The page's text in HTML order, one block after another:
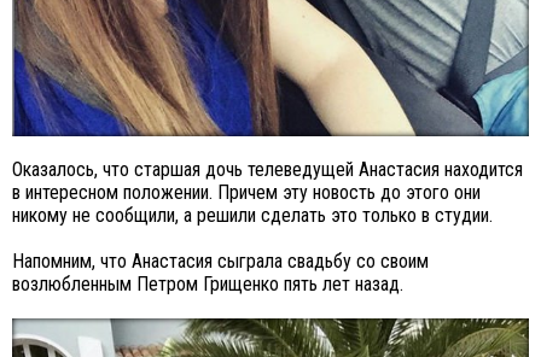
Оказалось, что старшая дочь телеведущей Анастасия находится
в интересном положении. Причем эту новость до этого они
никому не сообщили, а решили сделать это только в студии.
Напомним, что Анастасия сыграла свадьбу со своим
возлюбленным Петром Грищенко пять лет назад.